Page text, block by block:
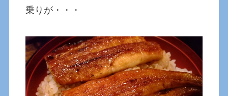
乗りが・・・